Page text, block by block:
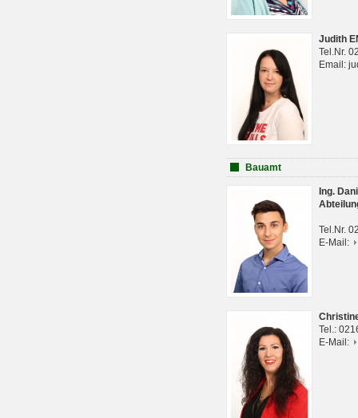
Judith
Tel.Nr.
Email:
Bauamt
Ing.
Tel.Nr.
E-Mail:
Tel.:
E-Mail: